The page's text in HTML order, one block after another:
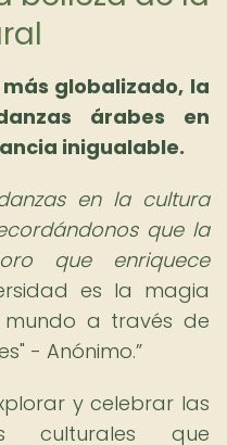
globalizado, la
árabes en
inigualable.
en la cultura
que la
que enriquece
es la magia
a través de
- Anónimo.
y celebrar las
culturales que